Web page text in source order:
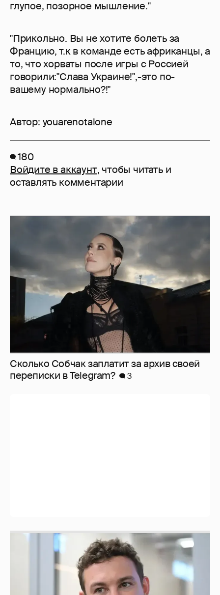
глупое, позорное мышление."
"Прикольно. Вы не хотите болеть за
Францию, т.к в команде есть африканцы, а
то, что хорваты после игры с Россией
говорили:"Слава Украине!",-это по-
вашему нормально?!"
Автор: youarenotalone
180
Войдите в аккаунт, чтобы читать и
оставлять комментарии
Сколько Собчак заплатит за архив своей
перeписки в Telegram?
3
Никита Кологривый высказался насчёт